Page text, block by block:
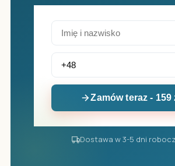
Zamów teraz - 159
Dostawa w 3-5 dni